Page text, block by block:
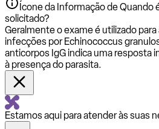
Ícone da Informação de Quando
solicitado?
Geralmente o exame é utilizado
infecções por Echinococcus
anticorpos IgG indica uma resposta
à presença do parasita.
Estamos aqui para atender às suas